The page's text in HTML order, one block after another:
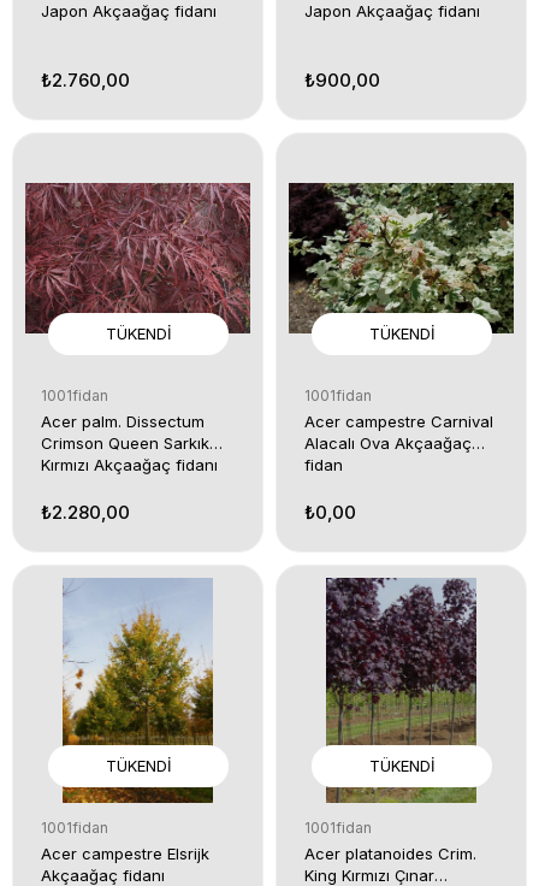
Japon Akçaağaç fidanı
₺2.760,00
Japon Akçaağaç fidanı
₺900,00
TÜKENDI
1001fidan
Acer palm. Dissectum
Crimson Queen Sarkık
Kırmızı Akçaağaç fidanı
₺2.280,00
TÜKENDI
1001fidan
Acer campestre Carnival
Alacalı Ova Akçaağaç
fidan
₺0,00
TÜKENDI
1001fidan
Acer campestre Elsrijk
Akçaağaç fidanı
TÜKENDI
1001fidan
Acer platanoides Crim.
King Kırmızı Çınar